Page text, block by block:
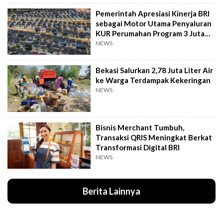
Pemerintah Apresiasi Kinerja BRI
sebagai Motor Utama Penyaluran
KUR Perumahan Program 3 Juta
Rumah
NEWS
Bekasi Salurkan 2,78 Juta Liter Air
ke Warga Terdampak Kekeringan
NEWS
Bisnis Merchant Tumbuh,
Transaksi QRIS Meningkat Berkat
Transformasi Digital BRI
NEWS
Berita Lainnya